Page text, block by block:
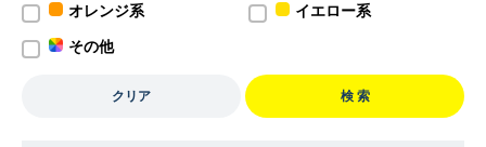
オレンジ系 イエロー系
その他
クリア 検 索